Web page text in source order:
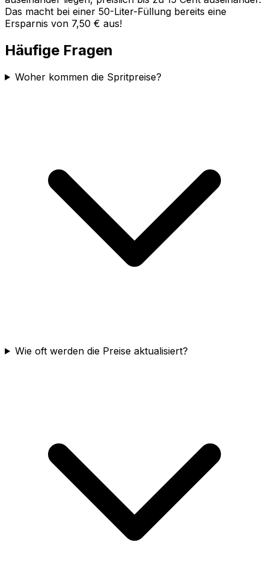
Das macht bei einer 50-Liter-Füllung bereits eine
Ersparnis von 7,50 € aus!
Häufige Fragen
Woher kommen die Spritpreise?
Wie oft werden die Preise aktualisiert?